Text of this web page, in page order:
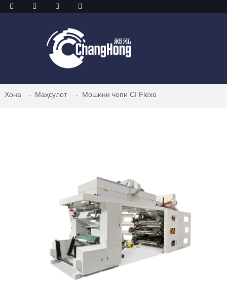
Хона Маҳсулот Мошини чопи CI Flexo